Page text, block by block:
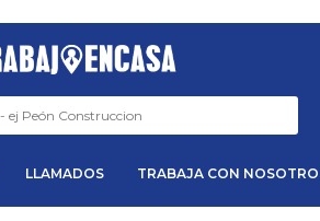
LLAMADOS TRABAJA CON